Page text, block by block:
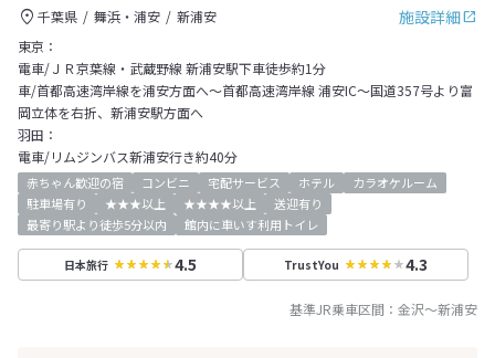
施設詳細
千葉県 舞浜・浦安
新浦安
東京：
電車/ＪＲ京葉線・武蔵野線 新浦安駅下車徒歩約1分
車/首都高速湾岸線を浦安方面へ～首都高速湾岸線 浦安IC～国道357号より富
岡立体を右折、新浦安駅方面へ
羽田：
電車/リムジンバス新浦安行き約40分
赤ちゃん歓迎の宿 コンビニ 宅配サービス ホテル
カラオケルーム
駐車場有り
★★★以上 ★★★★以上
送迎有り
最寄り駅より徒歩5分以内
館内に車いす利用トイレ
日本旅行 4.5 TrustYou 4.3
基準JR乗車区間： 金沢～新浦安